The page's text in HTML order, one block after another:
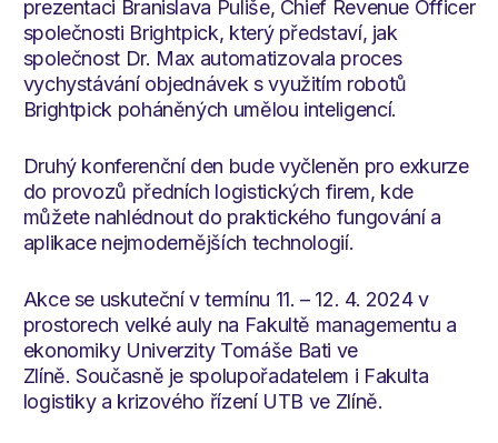
prezentaci Branislava Puliše, Chief Revenue Officer
společnosti Brightpick, který představí, jak
společnost Dr. Max automatizovala proces
vychystávání objednávek s využitím robotů
Brightpick poháněných umělou inteligencí.
Druhý konferenční den bude vyčleněn pro exkurze
do provozů předních logistických firem, kde
můžete nahlédnout do praktického fungování a
aplikace nejmodernějších technologií.
Akce se uskuteční v termínu 11. – 12. 4. 2024 v
prostorech velké auly na Fakultě managementu a
ekonomiky Univerzity Tomáše Bati ve
Zlíně. Současně je spolupořadatelem i Fakulta
logistiky a krizového řízení UTB ve Zlíně.